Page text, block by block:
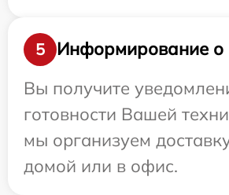
5
Информирование о
Вы получите
готовности Вашей
мы организуем
домой или в офис.